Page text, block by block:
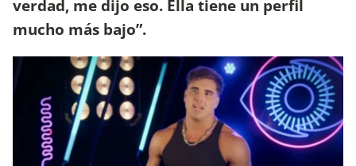
verdad, me dijo eso. Ella tiene un perfil
mucho más bajo”.